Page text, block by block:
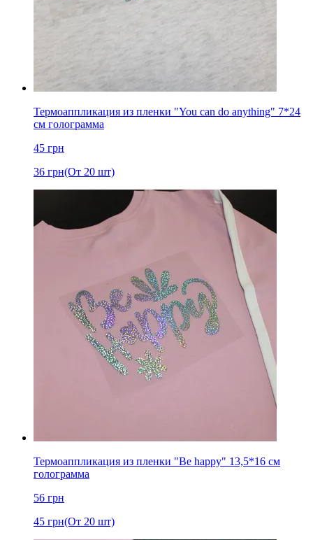
Термоаппликация из пленки "You can do anything" 7*24
см голограмма
45 грн
36 грн(От 20 шт)
Термоаппликация из пленки "Be happy" 13,5*16 см
голограмма
56 грн
45 грн(От 20 шт)